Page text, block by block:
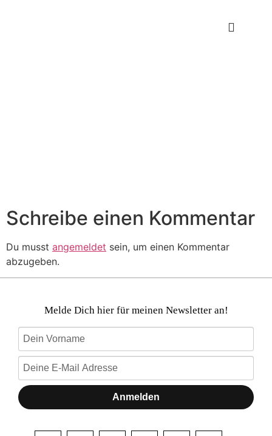
Schreibe einen Kommentar
Du musst angemeldet sein, um einen Kommentar
abzugeben.
Melde Dich hier für meinen Newsletter an!
Anmelden